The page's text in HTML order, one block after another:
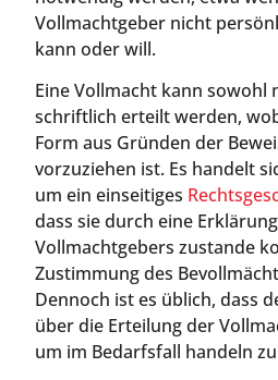
Vollmachtgeber nicht
kann oder will.
Eine Vollmacht kann sowohl
schriftlich erteilt werden,
Form aus Gründen der
vorzuziehen ist. Es handelt
um ein einseitiges
dass sie durch eine
Vollmachtgebers zustande
Zustimmung des
Dennoch ist es üblich, dass
über die Erteilung der
um im Bedarfsfall handeln